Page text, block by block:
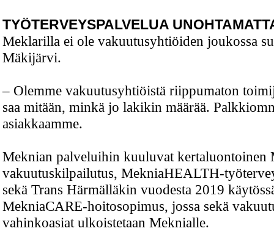
TYÖTERVEYSPALVELUA
Meklarilla ei ole vakuutusyhtiöiden joukossa
Mäkijärvi.
– Olemme vakuutusyhtiöistä riippumaton
saa mitään, minkä jo lakikin määrää.
asiakkaamme.
Meknian palveluihin kuuluvat kertaluontoinen
vakuutuskilpailutus, MekniaHEALTH-
sekä Trans Härmälläkin vuodesta 2019
MekniaCARE-hoitosopimus, jossa sekä
vahinkoasiat ulkoistetaan Meknialle.